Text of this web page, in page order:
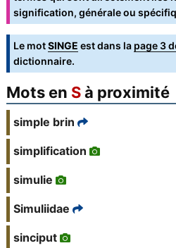
signification, générale ou
Le motSINGE est dans la page 3
dictionnaire.
Mots en Sà proximité
simple brin
simplification
simulie
Simuliidae
sinciput